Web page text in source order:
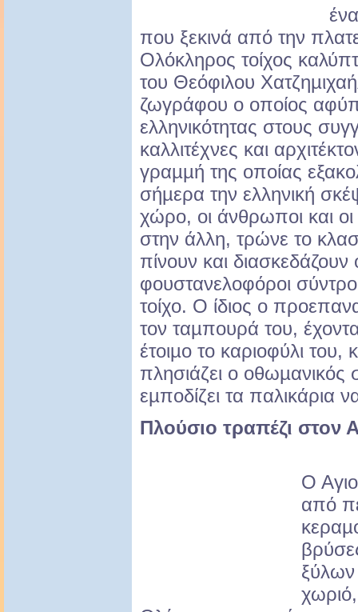
που ξεκινά από την
Ολόκληρος τοίχος
του Θεόφιλου
ζωγράφου ο οποίος
ελληνικότητας στους
καλλιτέχνες και
γραµµή της οποίας
σήµερα την ελληνική
χώρο, οι άνθρωποι και
στην άλλη, τρώνε το
πίνουν και
φουστανελοφόροι
τοίχο. Ο ίδιος ο
τον ταµπουρά του,
έτοιµο το καριοφύλι του,
πλησιάζει ο
εµποδίζει τα παλικάρια
Πλούσιο τραπέζι στον
Ο
από
ξύλων